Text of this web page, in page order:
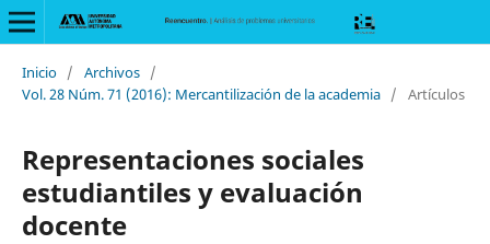
Inicio / Archivos /
Vol. 28 Núm. 71 (2016): Mercantilización de la academia / Artículos
Representaciones sociales
estudiantiles y evaluación
docente